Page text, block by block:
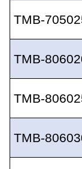
TMB-
TMB-
TMB-
TMB-